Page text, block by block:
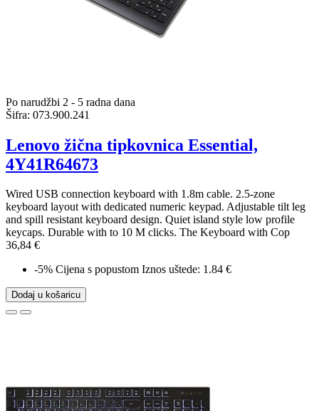
Po narudžbi 2 - 5 radna dana
Šifra: 073.900.241
Lenovo žična tipkovnica Essential,
4Y41R64673
Wired USB connection keyboard with 1.8m cable. 2.5-zone
keyboard layout with dedicated numeric keypad. Adjustable tilt leg
and spill resistant keyboard design. Quiet island style low profile
keycaps. Durable with to 10 M clicks. The Keyboard with Cop
36,84 €
-5% Cijena s popustom Iznos uštede: 1.84 €
Dodaj u košaricu